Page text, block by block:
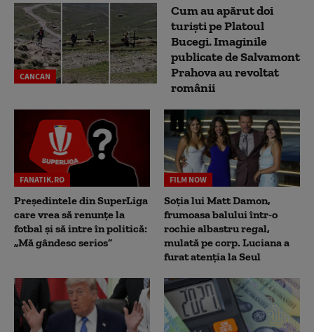
CANCAN
Cum au apărut doi
turiști pe Platoul
Bucegi. Imaginile
publicate de Salvamont
Prahova au revoltat
românii
FANATIK.RO
Președintele din SuperLiga
care vrea să renunțe la
fotbal și să intre în politică:
„Mă gândesc serios”
FILM NOW
Soția lui Matt Damon,
frumoasa balului într-o
rochie albastru regal,
mulată pe corp. Luciana a
furat atenția la Seul